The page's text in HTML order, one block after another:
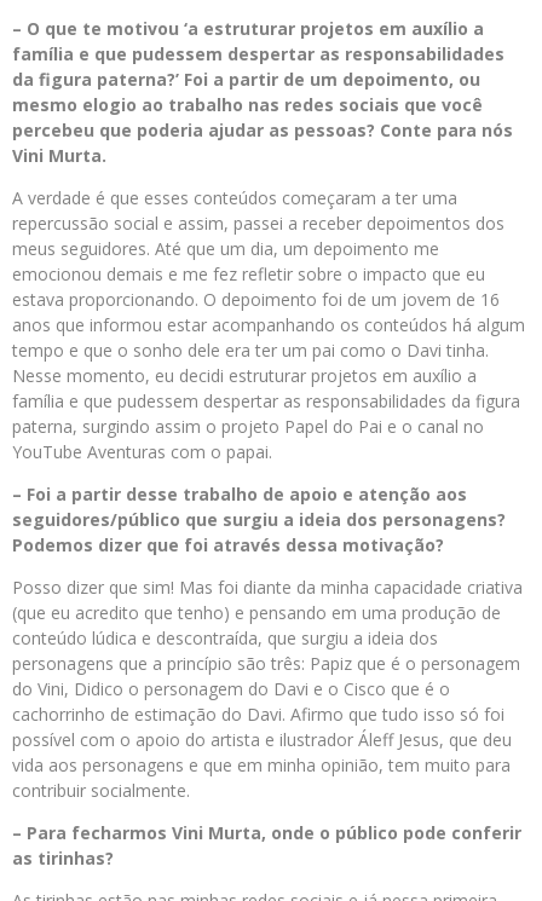
– O que te motivou ‘a estruturar projetos em auxílio a
família e que pudessem despertar as responsabilidades
da figura paterna?’ Foi a partir de um depoimento, ou
mesmo elogio ao trabalho nas redes sociais que você
percebeu que poderia ajudar as pessoas? Conte para nós
Vini Murta.
A verdade é que esses conteúdos começaram a ter uma
repercussão social e assim, passei a receber depoimentos dos
meus seguidores. Até que um dia, um depoimento me
emocionou demais e me fez refletir sobre o impacto que eu
estava proporcionando. O depoimento foi de um jovem de 16
anos que informou estar acompanhando os conteúdos há algum
tempo e que o sonho dele era ter um pai como o Davi tinha.
Nesse momento, eu decidi estruturar projetos em auxílio a
família e que pudessem despertar as responsabilidades da figura
paterna, surgindo assim o projeto Papel do Pai e o canal no
YouTube Aventuras com o papai.
– Foi a partir desse trabalho de apoio e atenção aos
seguidores/público que surgiu a ideia dos personagens?
Podemos dizer que foi através dessa motivação?
Posso dizer que sim! Mas foi diante da minha capacidade criativa
(que eu acredito que tenho) e pensando em uma produção de
conteúdo lúdica e descontraída, que surgiu a ideia dos
personagens que a princípio são três: Papiz que é o personagem
do Vini, Didico o personagem do Davi e o Cisco que é o
cachorrinho de estimação do Davi. Afirmo que tudo isso só foi
possível com o apoio do artista e ilustrador Áleff Jesus, que deu
vida aos personagens e que em minha opinião, tem muito para
contribuir socialmente.
– Para fecharmos Vini Murta, onde o público pode conferir
as tirinhas?